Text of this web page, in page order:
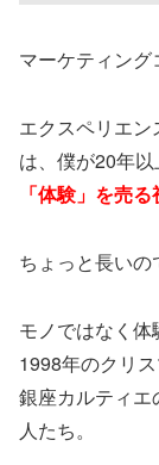
マーケティング
エクスペリエ
は、僕が20年
「体験」を売
ちょっと長いの
モノではなく体
1998年のクリス
銀座カルティ
人たち。